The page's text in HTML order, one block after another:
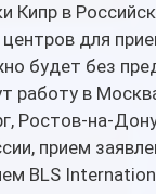
Кипр в
для
будет без
работу в
Ростов-на-
прием
BLS